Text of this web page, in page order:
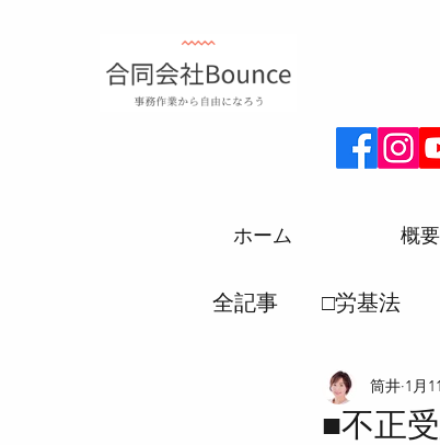
ホーム 概要
全記事 □労基法
□厚生年金 □
■不正
筒井 1月